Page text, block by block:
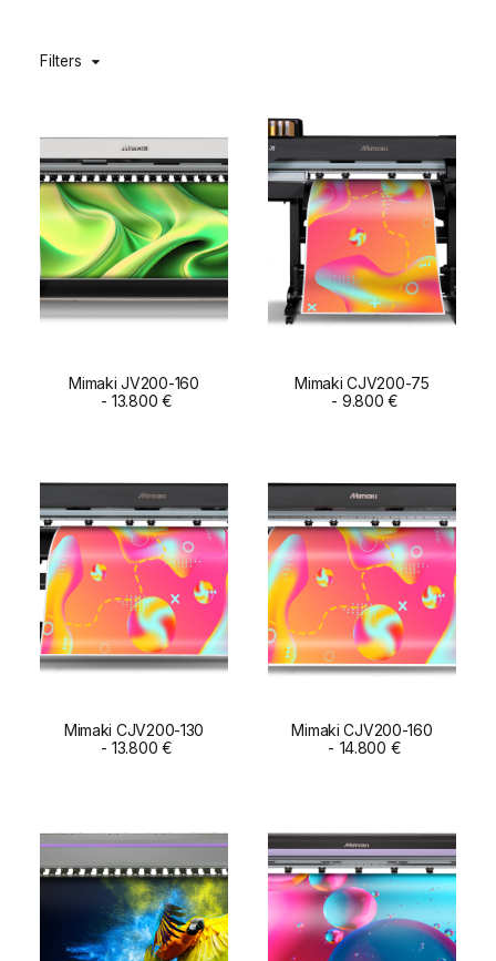
IDIOMA
Filters
ADD TO CART
Mimaki JV200-160
13.800€ ADD TO CART
Mimaki CJV200-75
9.800€
ADD TO CART
Mimaki CJV200-130
13.800€ ADD TO CART
Mimaki CJV200-160
14.800 €